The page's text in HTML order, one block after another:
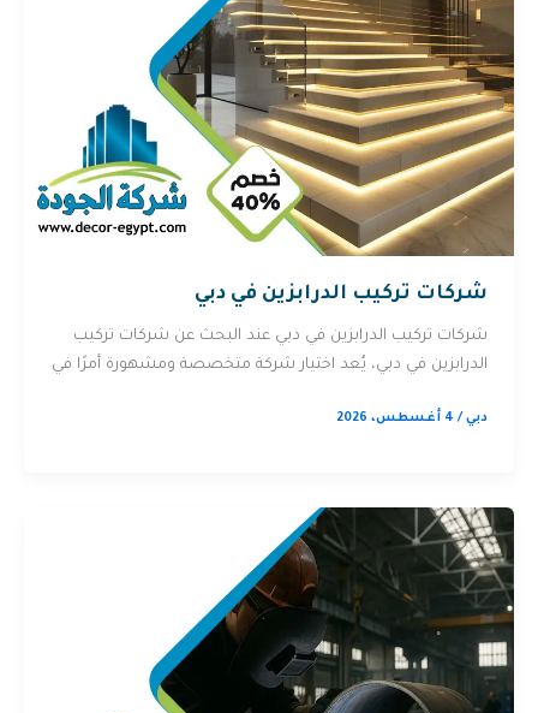
شركات تركيب الدرابزين في دبي
شركات تركيب الدرابزين في دبي عند البحث عن شركات تركيب
الدرابزين في دبي، يُعد اختيار شركة متخصصة ومشهورة أمرًا في
دبي/ 4 أغسطس، 2026